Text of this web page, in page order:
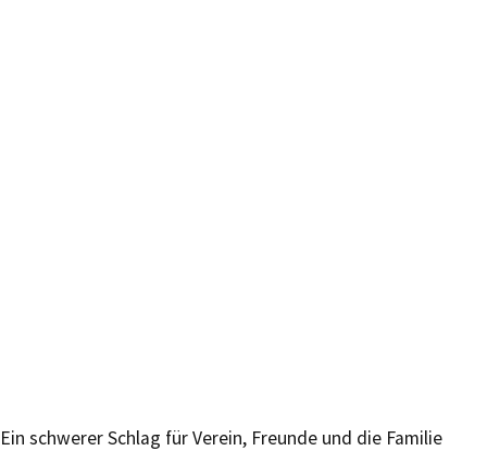
Ein schwerer Schlag für Verein, Freunde und die Familie